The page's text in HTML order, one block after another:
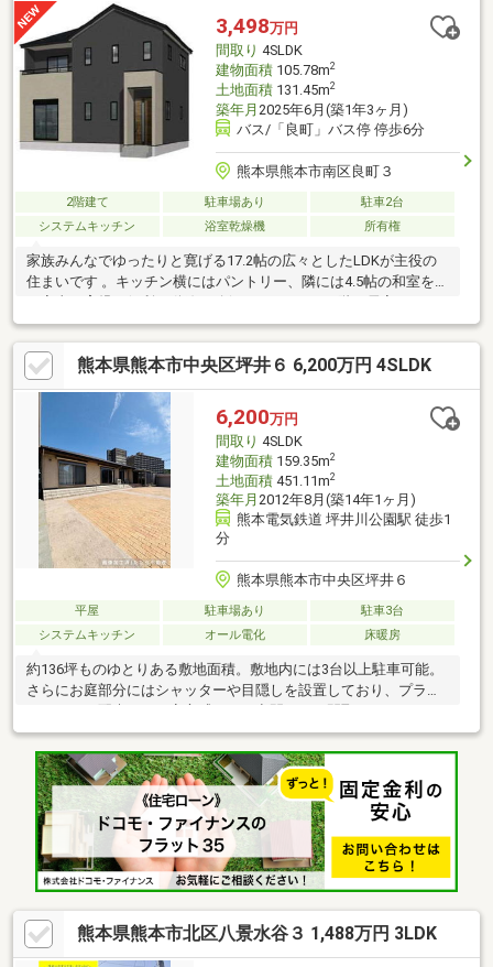
次消費エネルギー６○断熱等級５○フラット３５・Ｓ適合証明書
3,498万円
間取り 4SLDK
建物面積105.78m2
土地面積131.45m2
築年月 2025年6月(築1年3ヶ月)
バス/「良町」バス停 停歩6分
熊本県熊本市南区良町３
2階建て 駐車場あり
駐車2台
システムキッチン
浴室乾燥機 所有権
家族みんなでゆったりと寛げる17.2帖の広々としたLDKが主役の
住まいです 。キッチン横にはパントリー、隣には4.5帖の和室を配
所のウォークインクローゼットに加え、ホールから使えるファミ
リークロークを完備しており収納力も豊富 。カースペースは並列
で車2台を無理なく駐車可能です 。【充実の設備・仕様】 高断熱
Low‐Ｅ複層ガラス／システムキッチン／浄水器一体型水栓シャワ
ー／シャンプードレッサー／食器洗い乾燥機／電動シャッター／
浴室乾燥機 など実際に見て触れて体感してみませんか？
熊本県熊本市中央区坪井６ 6,200万円 4SLDK
6,200万円
間取り 4SLDK
建物面積159.35m2
土地面積451.11m2
築年月 2012年8月(築14年1ヶ月)
熊本電気鉄道 坪井川公園駅 徒歩1
分
熊本県熊本市中央区坪井６
平屋 駐車場あり
駐車3台
システムキッチン
オール電化 床暖房
約136坪ものゆとりある敷地面積。敷地内には3台以上駐車可能。
さらにお庭部分にはシャッターや目隠しを設置しており、プライ
3SSLDK。室内設備も充実しており、床暖房をはじめ、備え付け
テレビボード・食器棚・自動昇降式キッチン吊戸棚など、ワンラ
ンク上の設備仕様が暮らしを快適に彩ります。さらにオール電化
仕様のため、光熱費管理もシンプル♪
熊本県熊本市北区八景水谷３ 1,488万円 3LDK